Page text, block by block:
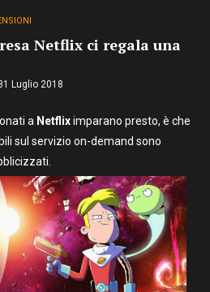
Netflix ci regala una
Luglio 2018
a Netfliximparano presto, è che
sul servizio on-demand sono